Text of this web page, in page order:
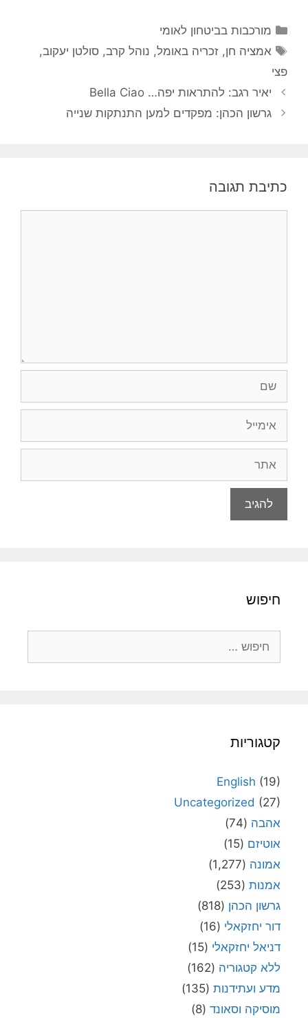
קטגוריות
מורכבות בביטחון לאומי
תגיות
אמציה חן,זכריה באומל, נוהל קרב,סולטן יעקוב,
פצי
יאיר רגב: להתראות יפה… Bella Ciao
גרשון הכהן: מפקדים למען התנתקות שנייה
כתיבת תגובה
חיפוש
קטגוריות
English (19)
Uncategorized (27)
אהבה (74)
אוטיזם (15)
אמונה (1,277)
אמנות (253)
גרשון הכהן (818)
דור יחזקאלי (16)
דניאל יחזקאלי (15)
ללא קטגוריה (162)
מדע ועתידנות (135)
מוסיקה וסאונד (8)